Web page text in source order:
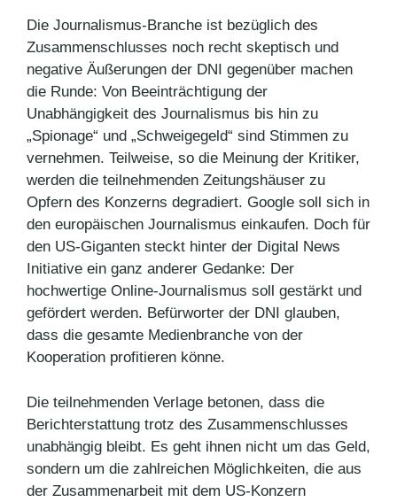
Die Journalismus-Branche ist bezüglich des
Zusammenschlusses noch recht skeptisch und
negative Äußerungen der DNI gegenüber machen
die Runde: Von Beeinträchtigung der
Unabhängigkeit des Journalismus bis hin zu
„Spionage“ und „Schweigegeld“ sind Stimmen zu
vernehmen. Teilweise, so die Meinung der Kritiker,
werden die teilnehmenden Zeitungshäuser zu
Opfern des Konzerns degradiert. Google soll sich in
den europäischen Journalismus einkaufen. Doch für
den US-Giganten steckt hinter der Digital News
Initiative ein ganz anderer Gedanke: Der
hochwertige Online-Journalismus soll gestärkt und
gefördert werden. Befürworter der DNI glauben,
dass die gesamte Medienbranche von der
Kooperation profitieren könne.
Die teilnehmenden Verlage betonen, dass die
Berichterstattung trotz des Zusammenschlusses
unabhängig bleibt. Es geht ihnen nicht um das Geld,
sondern um die zahlreichen Möglichkeiten, die aus
der Zusammenarbeit mit dem US-Konzern